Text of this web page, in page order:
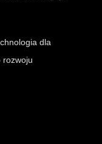
dla
rozwoju